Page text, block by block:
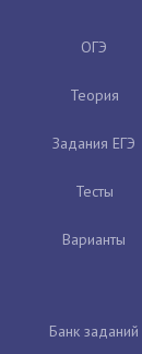
ОГЭ
Теория
Задания ЕГЭ
Тесты
Варианты
Банк заданий